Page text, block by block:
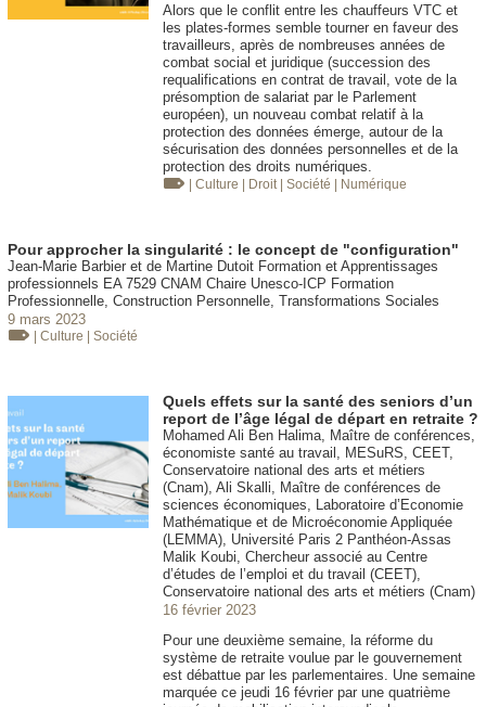
Alors que le conflit entre les chauffeurs VTC et
les plates-formes semble tourner en faveur des
travailleurs, après de nombreuses années de
combat social et juridique (succession des
requalifications en contrat de travail, vote de la
présomption de salariat par le Parlement
européen), un nouveau combat relatif à la
protection des données émerge, autour de la
sécurisation des données personnelles et de la
protection des droits numériques.
| Culture | Droit | Société | Numérique
Pour approcher la singularité : le concept de "configuration"
Jean-Marie Barbier et de Martine Dutoit Formation et Apprentissages
professionnels EA 7529 CNAM Chaire Unesco-ICP Formation
Professionnelle, Construction Personnelle, Transformations Sociales
9 mars 2023
| Culture | Société
Quels effets sur la santé des seniors d’un
report de l’âge légal de départ en retraite ?
Mohamed Ali Ben Halima, Maître de conférences,
économiste santé au travail, MESuRS, CEET,
Conservatoire national des arts et métiers
(Cnam), Ali Skalli, Maître de conférences de
sciences économiques, Laboratoire d’Economie
Mathématique et de Microéconomie Appliquée
(LEMMA), Université Paris 2 Panthéon-Assas
Malik Koubi, Chercheur associé au Centre
d’études de l’emploi et du travail (CEET),
Conservatoire national des arts et métiers (Cnam)
16 février 2023
Pour une deuxième semaine, la réforme du
système de retraite voulue par le gouvernement
est débattue par les parlementaires. Une semaine
marquée ce jeudi 16 février par une quatrième